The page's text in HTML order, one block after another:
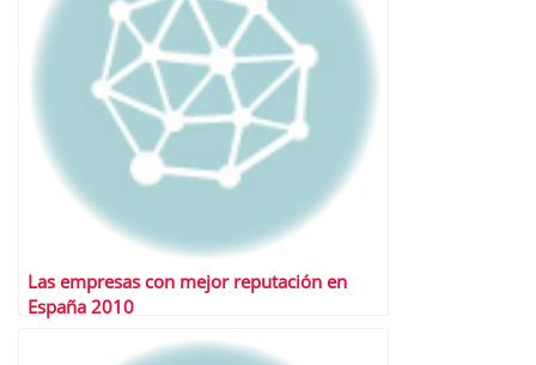
Las empresas con mejor reputación en
España 2010